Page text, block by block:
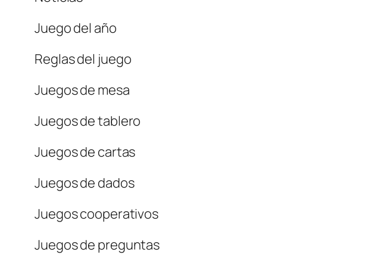
Juego del año
Reglas del juego
Juegos de mesa
Juegos de tablero
Juegos de cartas
Juegos de dados
Juegos cooperativos
Juegos de preguntas